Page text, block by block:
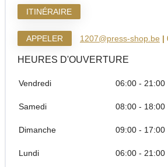
ITINÉRAIRE
APPELER 1207@press-shop.be |
HEURES D'OUVERTURE
Vendredi 06:00 - 21:00
Samedi 08:00 - 18:00
Dimanche 09:00 - 17:00
Lundi 06:00 - 21:00